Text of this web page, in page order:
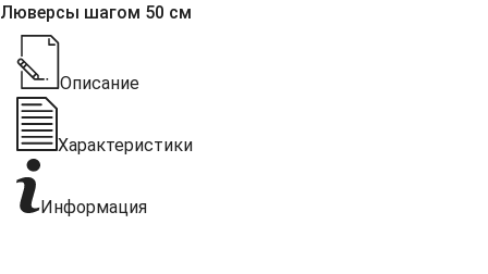
Люверсы шагом 50 см
Описание
Характеристики
Информация